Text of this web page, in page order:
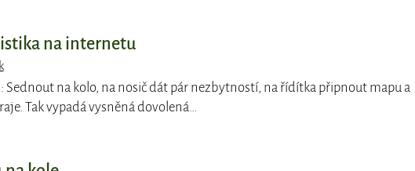
na internetu
: Sednout na kolo, na nosič dát pár nezbytností, na řídítka připnout mapu a
Tak vypadá vysněná dovolená…